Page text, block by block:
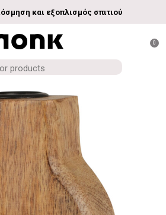
και εξοπλισμός σπιτιού
0